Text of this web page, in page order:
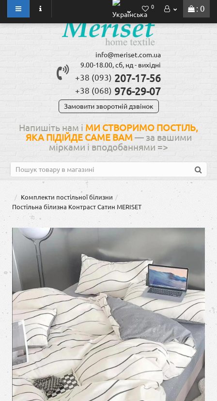
: 0
0
info@meriset.com.ua
9.00-18.00, сб, нд - вихідні
+38 (093) 207-17-56
+38 (068) 976-29-07
Замовити зворотній дзвінок
Напишіть нам і МИ СТВОРИМО ПОСТІЛЬ,
ЯКА ПІДІЙДЕ САМЕ ВАМ — за вашими
мірками і вподобаннями =>
Комплекти постільної білизни
Постільна білизна Контраст Сатин MERISET